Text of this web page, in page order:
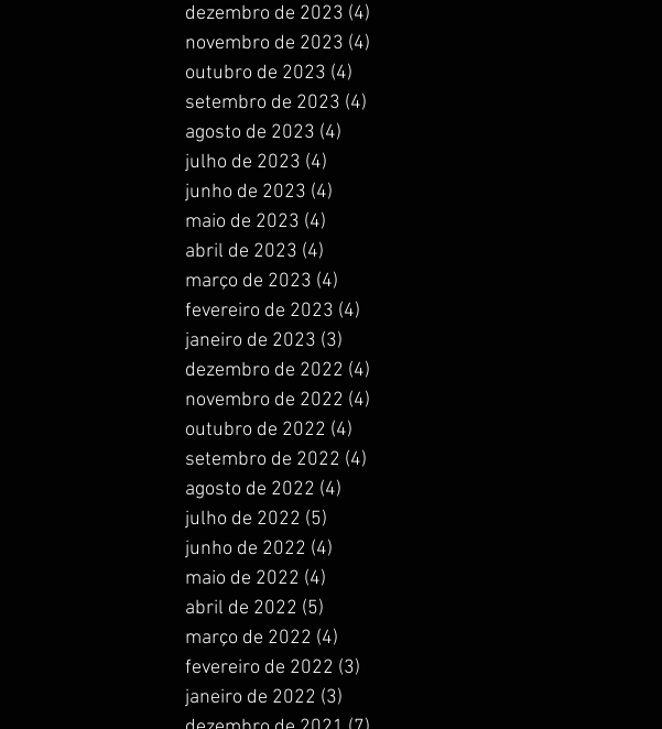
dezembro de 2023 (4)
novembro de 2023 (4)
outubro de 2023 (4)
setembro de 2023 (4)
agosto de 2023 (4)
julho de 2023 (4)
junho de 2023 (4)
maio de 2023 (4)
abril de 2023 (4)
março de 2023 (4)
fevereiro de 2023 (4)
janeiro de 2023 (3)
dezembro de 2022 (4)
novembro de 2022 (4)
outubro de 2022 (4)
setembro de 2022 (4)
agosto de 2022 (4)
julho de 2022 (5)
junho de 2022 (4)
maio de 2022 (4)
abril de 2022 (5)
março de 2022 (4)
fevereiro de 2022 (3)
janeiro de 2022 (3)